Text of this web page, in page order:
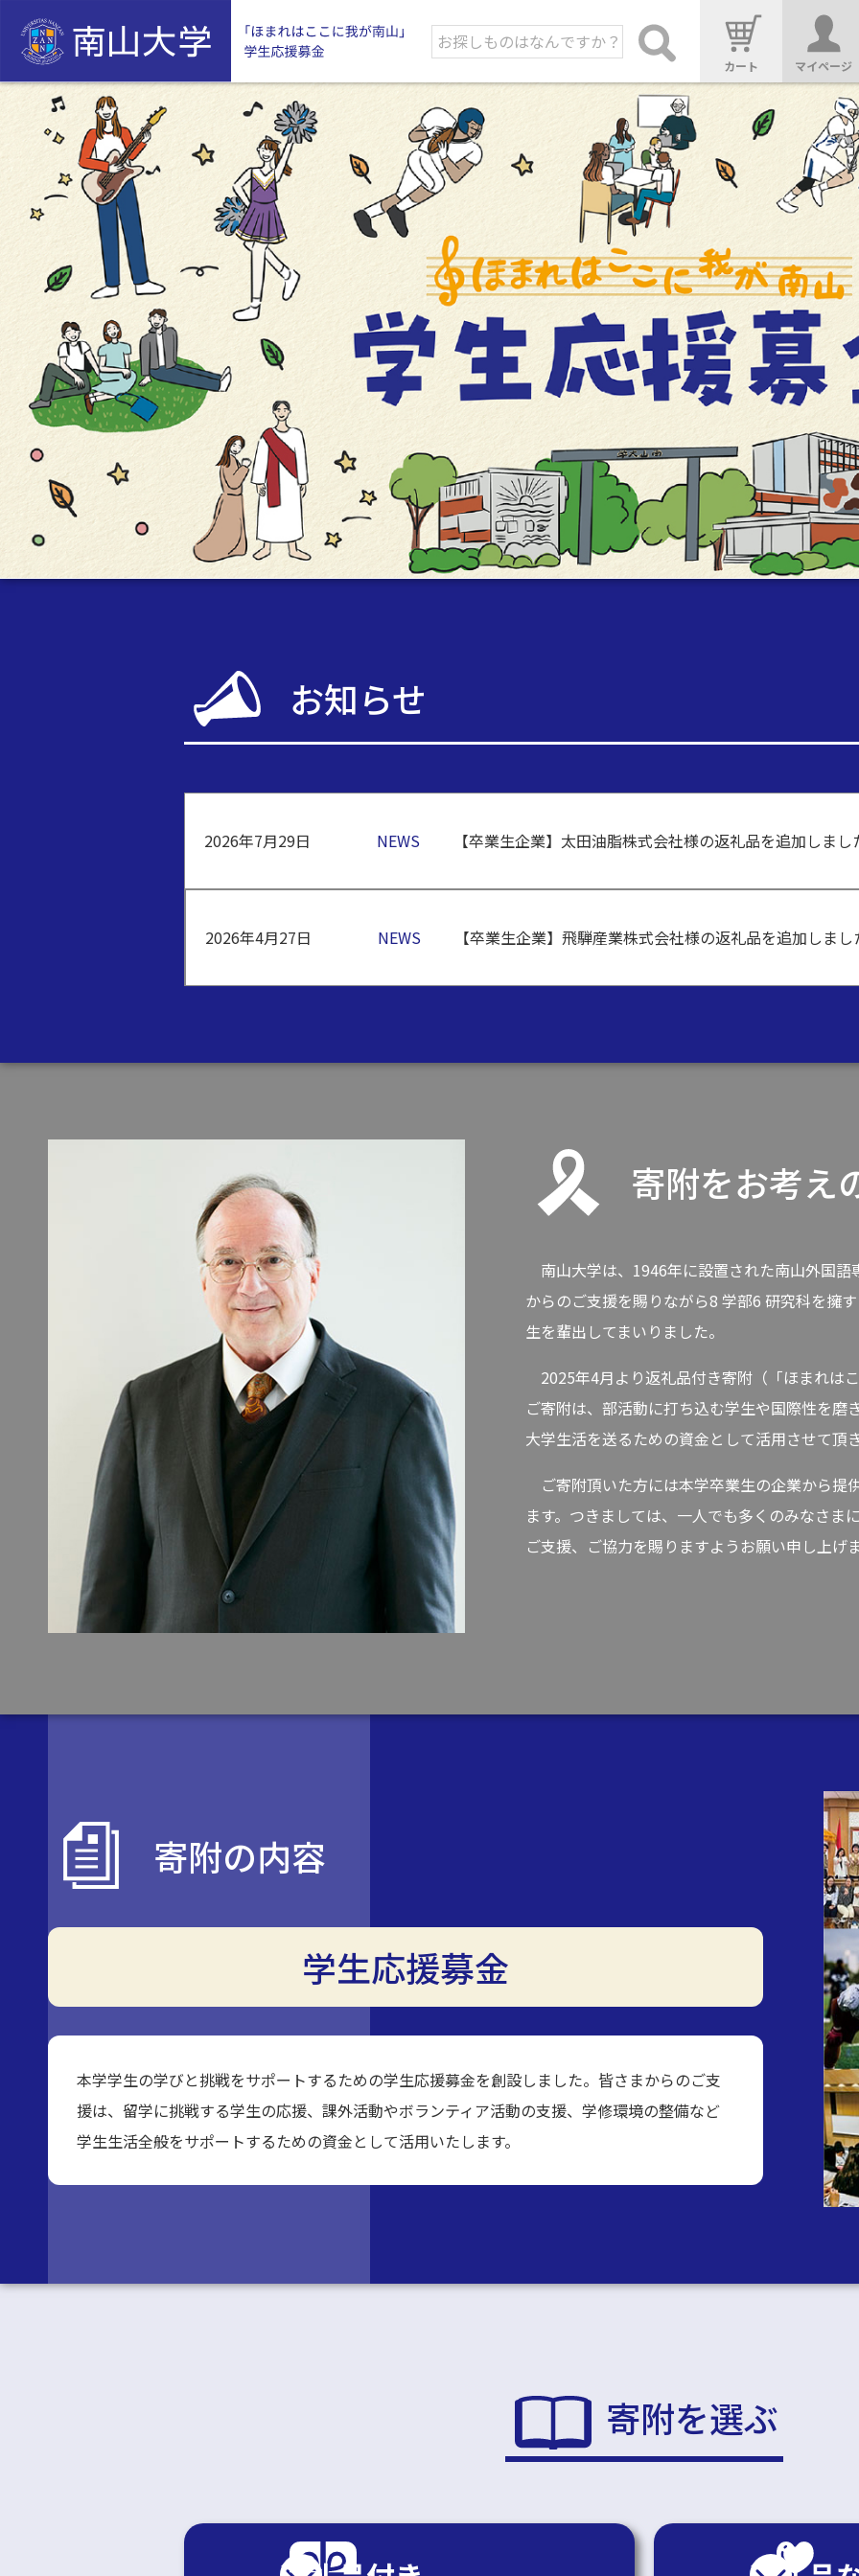
カート マイページ
お知らせ
2026年7月29日 NEWS 【卒業生企業】太田油脂株式会社様の返礼品を追加しまし
2026年4月27日 NEWS 【卒業生企業】飛騨産業株式会社様の返礼品を追加しまし
寄附をお考え
南山大学は、1946年に設置された南山外国
からのご支援を賜りながら8 学部6 研究科を擁
生を輩出してまいりました。
2025年4月より返礼品付き寄附（「ほまれは
ご寄附は、部活動に打ち込む学生や国際性を
大学生活を送るための資金として活用させて頂
ご寄附頂いた方には本学卒業生の企業から提
ます。つきましては、一人でも多くのみなさ
ご支援、ご協力を賜りますようお願い申し上げ
寄附の内容
学生応援募金
本学学生の学びと挑戦をサポートするための学生応援募金を創設しました。皆さまからのご支
援は、留学に挑戦する学生の応援、課外活動やボランティア活動の支援、学修環境の整備など
学生生活全般をサポートするための資金として活用いたします。
寄附を選ぶ